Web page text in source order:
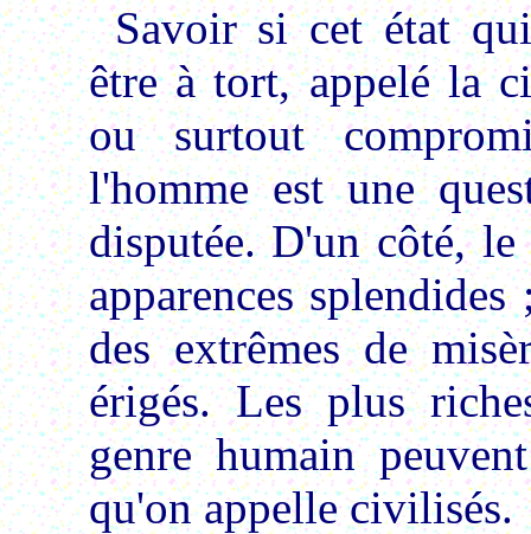
Savoir si cet état
être à tort, appelé la
ou surtout
l'homme est une
disputée. D'un côté, le
apparences
des extrêmes de
érigés. Les plus
genre humain
qu'on appelle civilisés.